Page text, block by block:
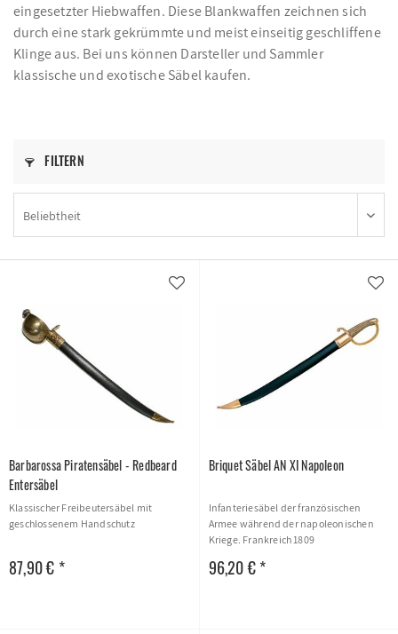
eingesetzter Hiebwaffen. Diese Blankwaffen zeichnen sich
durch eine stark gekrümmte und meist einseitig geschliffene
Klinge aus. Bei uns können Darsteller und Sammler
klassische und exotische Säbel kaufen.
FILTERN
Barbarossa Piratensäbel - Redbeard
Entersäbel
Klassischer Freibeutersäbel mit
geschlossenem Handschutz
87,90 € *
Briquet Säbel AN XI Napoleon
Infanteriesäbel der französischen
Armee während der napoleonischen
Kriege. Frankreich 1809
96,20 € *